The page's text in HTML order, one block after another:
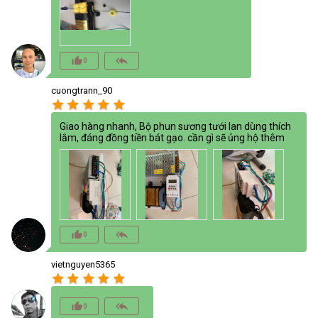
thumb_up_alt0 reply_all
cuongtrann_90
star star star star star
Giao hàng nhanh, Bộ phun sương tưới lan dùng thích
lắm, đáng đồng tiền bát gạo. cần gì sẽ ủng hộ thêm
thumb_up_alt0 reply_all
vietnguyen5365
star star star star star
thumb_up_alt0 reply_all